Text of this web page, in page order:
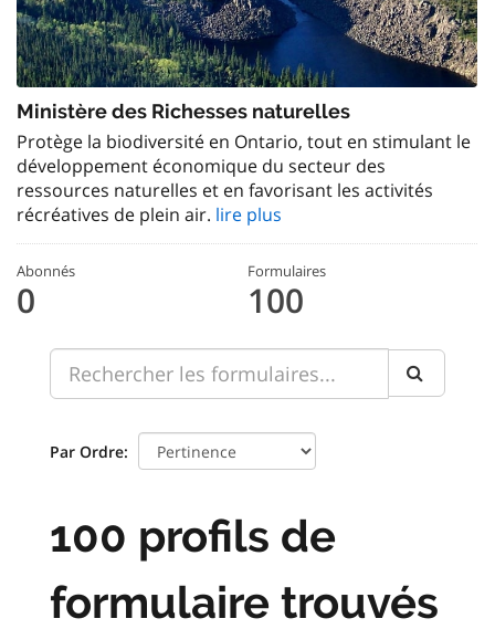
Ministère des Richesses naturelles
Protège la biodiversité en Ontario, tout en stimulant le
développement économique du secteur des
ressources naturelles et en favorisant les activités
récréatives de plein air. lire plus
Abonnés
0
Formulaires
100
Par Ordre
100 profils de
formulaire trouvés